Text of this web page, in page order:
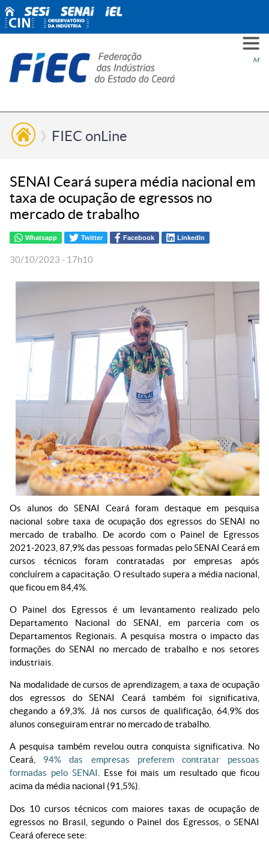
Menu
VOCÊ
ESG
NÓS
FIEC onLine
SENAI Ceará supera média nacional em
taxa de ocupação de egressos no
mercado de trabalho
Whatsapp Twitter Facebook LinkedIn
30/10/2023 - 17h10
Os alunos do SENAI Ceará foram destaque em pesquisa
nacional sobre taxa de ocupação dos egressos do SENAI no
mercado de trabalho. De acordo com o Painel de Egressos
2021-2023, 87,9% das pessoas formadas pelo SENAI Ceará em
cursos técnicos foram contratadas por empresas após
concluírem a capacitação. O resultado supera a média nacional,
que ficou em 84,4%.
O Painel dos Egressos é um levantamento realizado pelo
Departamento Nacional do SENAI, em parceria com os
Departamentos Regionais. A pesquisa mostra o impacto das
formações do SENAI no mercado de trabalho e nos setores
industriais.
Na modalidade de cursos de aprendizagem, a taxa de ocupação
dos egressos do SENAI Ceará também foi significativa,
chegando a 69,3%. Já nos cursos de qualificação, 64,9% dos
alunos conseguiram entrar no mercado de trabalho.
A pesquisa também revelou outra conquista significativa. No
Ceará, 94% das empresas preferem contratar pessoas
formadas pelo SENAI
. Esse foi mais um resultado que ficou
acima da média nacional (91,5%).
Dos 10 cursos técnicos com maiores taxas de ocupação de
egressos no Brasil, segundo o Painel dos Egressos, o SENAI
Ceará oferece sete: